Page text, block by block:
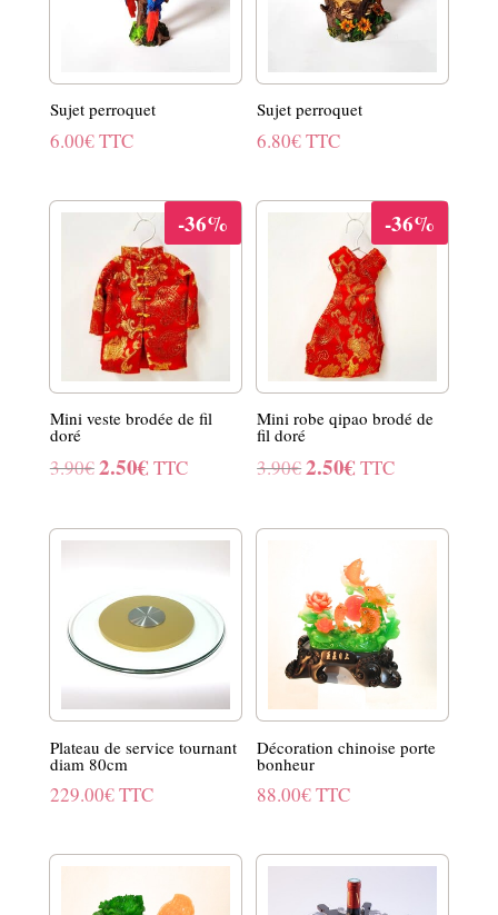
Sujet perroquet
6.00€TTC
Sujet perroquet
6.80€TTC
-36%
Mini veste brodée de fil
doré
3.90€Le
initial
2.50€Le
actuel
TTC
-36%
Mini robe qipao brodé de
fil doré
3.90€Le
initial
3.90€.
2.50€ Le
actuel
est :
2.50€.
TTC
Plateau de service tournant
diam 80cm
229.00€TTC
Décoration chinoise porte
bonheur
88.00€TTC